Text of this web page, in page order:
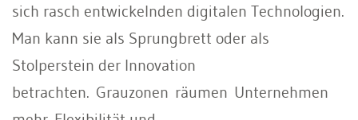
sich rasch entwickelnden digitalen Technologien.
Man kann sie als Sprungbrett oder als
Stolperstein der Innovation
betrachten. Grauzonen räumen Unternehmen